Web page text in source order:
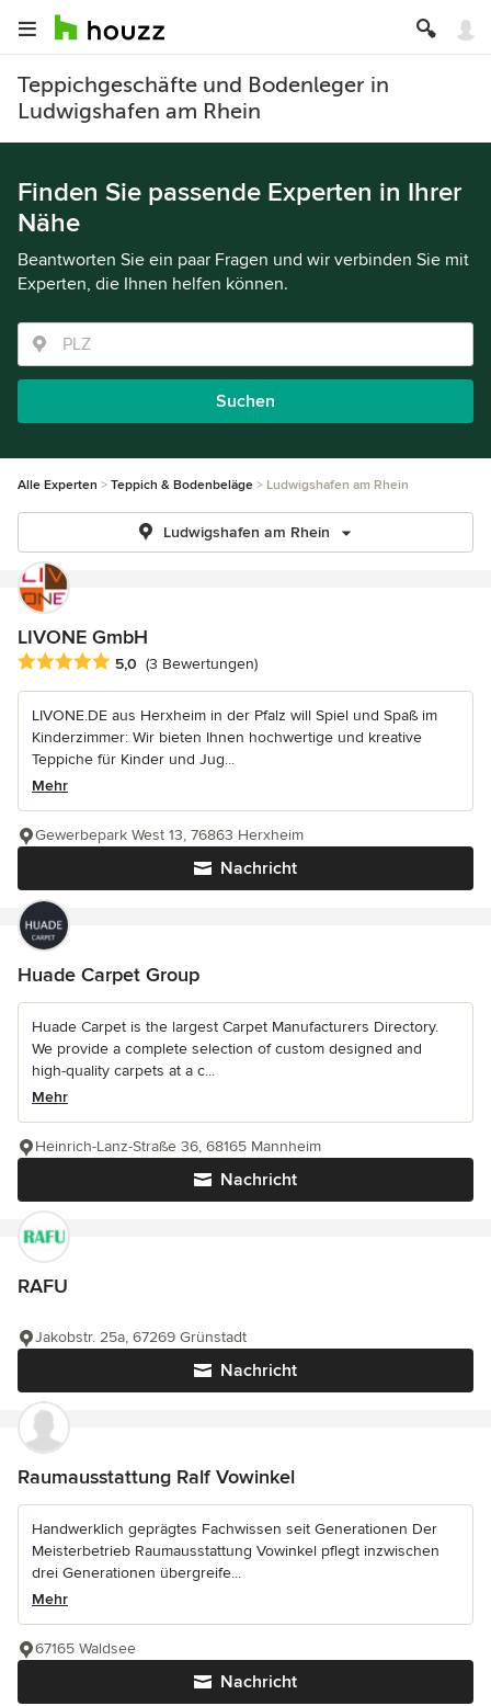
Teppichgeschäfte und Bodenleger in
Ludwigshafen am Rhein
Finden Sie passende Experten in Ihrer
Nähe
Beantworten Sie ein paar Fragen und wir verbinden Sie mit
Experten, die Ihnen helfen können.
Suchen
Alle Experten Teppich & Bodenbeläge Ludwigshafen am Rhein
Ludwigshafen am Rhein
LIVONE GmbH
Durchschnittliche Bewertung: 5 von 5 Sternen
5,0 (3 Bewertungen)
LIVONE.DE aus Herxheim in der Pfalz will Spiel und Spaß im
Kinderzimmer: Wir bieten Ihnen hochwertige und kreative
Teppiche für Kinder und Jug...
Mehr
Nachricht
Gewerbepark West 13, 76863 Herxheim
Huade Carpet Group
Huade Carpet is the largest Carpet Manufacturers Directory.
We provide a complete selection of custom designed and
high-quality carpets at a c...
Mehr
Nachricht
Heinrich-Lanz-Straße 36, 68165 Mannheim
RAFU
Nachricht
Jakobstr. 25a, 67269 Grünstadt
Raumausstattung Ralf Vowinkel
Handwerklich geprägtes Fachwissen seit Generationen Der
Meisterbetrieb Raumausstattung Vowinkel pflegt inzwischen
drei Generationen übergreife...
Mehr
Nachricht
67165 Waldsee